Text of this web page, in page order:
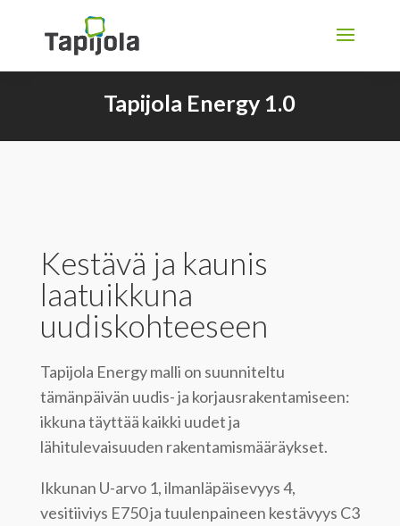
Tapijola Energy 1.0
Kestävä ja kaunis
laatuikkuna
uudiskohteeseen
Tapijola Energy malli on suunniteltu
tämänpäivän uudis- ja korjausrakentamiseen:
ikkuna täyttää kaikki uudet ja
lähitulevaisuuden rakentamismääräykset.
Ikkunan U-arvo 1, ilmanläpäisevyys 4,
vesitiiviys E750 ja tuulenpaineen kestävyys C3